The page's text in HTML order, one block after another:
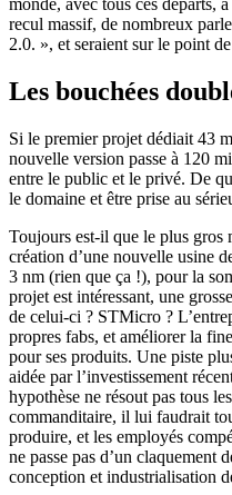
monde, avec tous ces départs,
recul massif, de nombreux
2.0. », et seraient sur le point
Les bouchées
Si le premier projet dédiait 43
nouvelle version passe à 120
entre le public et le privé. De
le domaine et être prise au
Toujours est-il que le plus gros
création d’une nouvelle usine
3 nm (rien que ça !), pour la
projet est intéressant, une
de celui-ci ? STMicro ?
propres fabs, et améliorer la
pour ses produits. Une piste
aidée par l’investissement
hypothèse ne résout pas tous
commanditaire, il lui faudrait
produire, et les employés
ne passe pas d’un claquement
conception et industrialisation